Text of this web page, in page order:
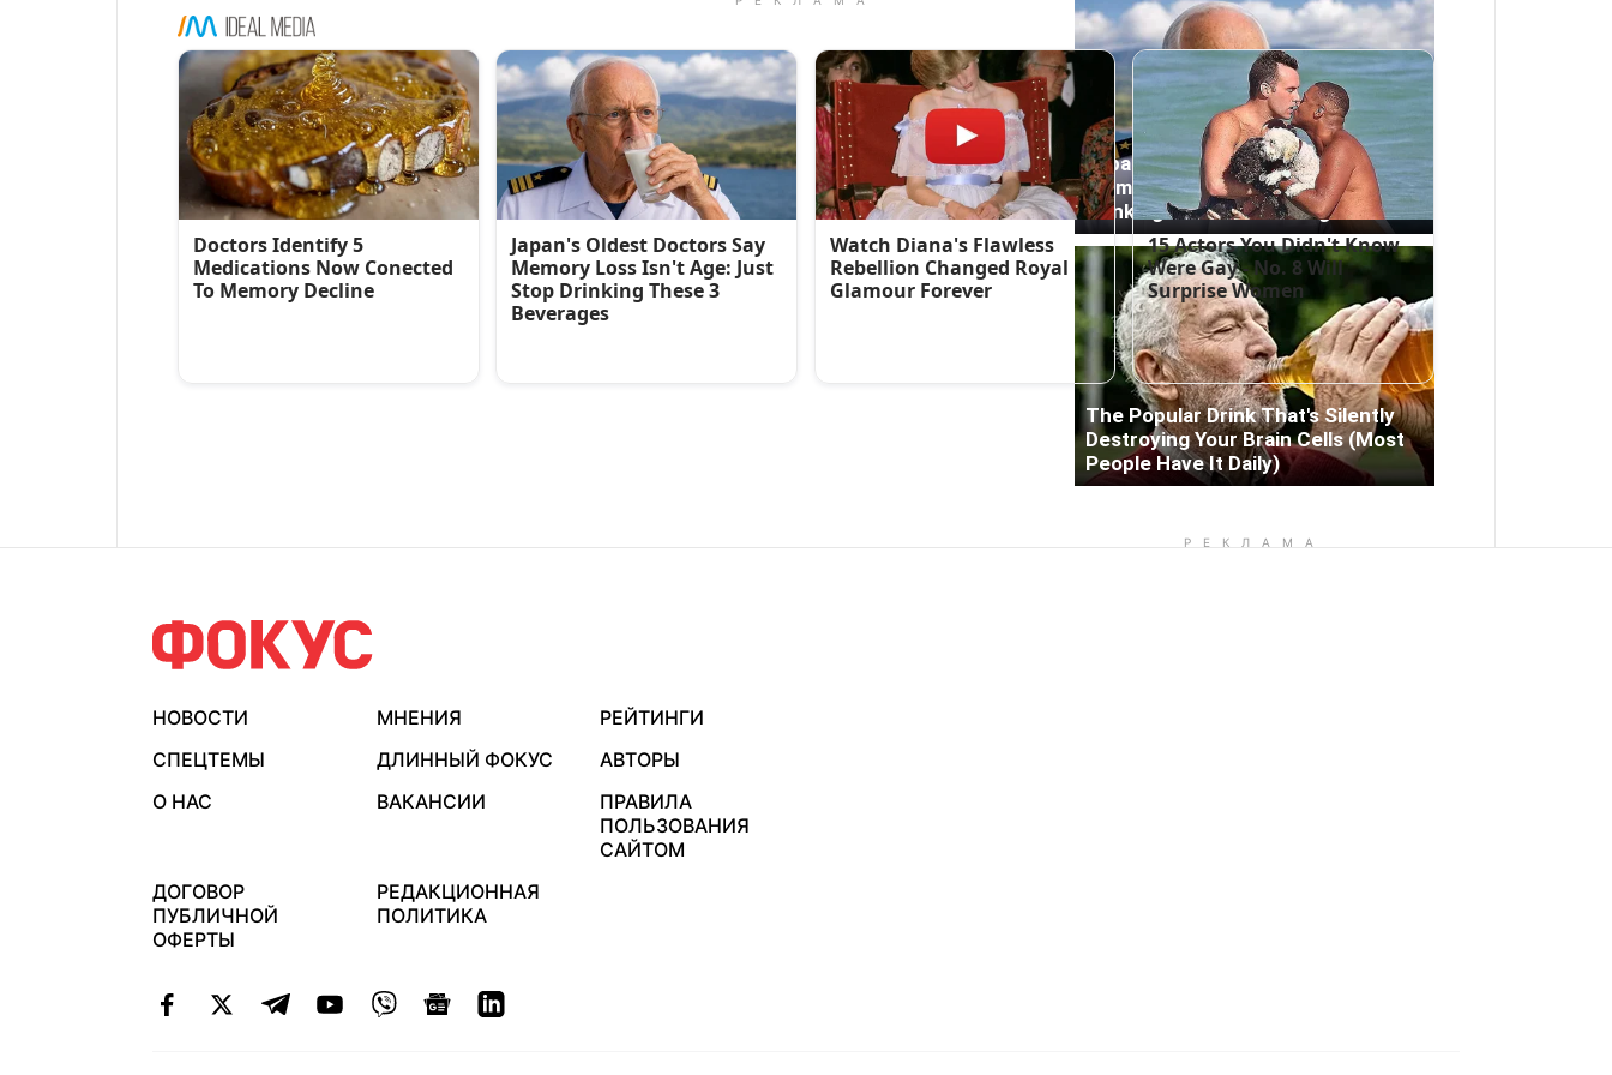
НОВОСТИ МНЕНИЯ
РЕЙТИНГИ
СПЕЦТЕМЫ
ДЛИННЫЙ ФОКУС
АВТОРЫ
О НАС
ВАКАНСИИ
ПРАВИЛА
ПОЛЬЗОВАНИЯ
САЙТОМ
ДОГОВОР
ПУБЛИЧНОЙ
ОФЕРТЫ
РЕДАКЦИОННАЯ
ПОЛИТИКА